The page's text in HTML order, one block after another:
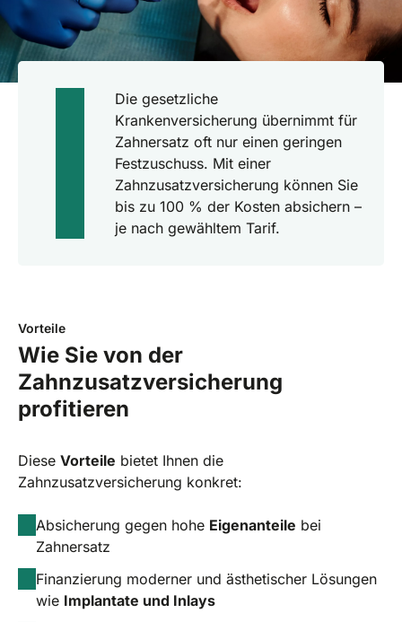
Die gesetzliche
Krankenversicherung übernimmt für
Zahnersatz oft nur einen geringen
Festzuschuss. Mit einer
Zahnzusatzversicherung können Sie
bis zu 100 % der Kosten absichern –
je nach gewähltem Tarif.
Vorteile
Wie Sie von der
Zahnzusatzversicherung
profitieren
Diese Vorteile bietet Ihnen die
Zahnzusatzversicherung konkret:
Absicherung gegen hohe Eigenanteile bei
Zahnersatz
Finanzierung moderner und ästhetischer Lösungen
wie Implantate und Inlays